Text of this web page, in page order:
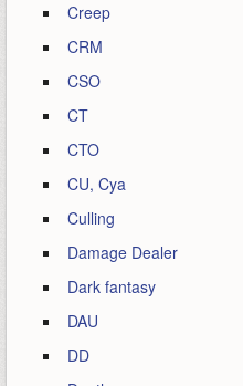
Creep
CRM
CSO
CT
CTO
CU, Cya
Culling
Damage Dealer
Dark fantasy
DAU
DD